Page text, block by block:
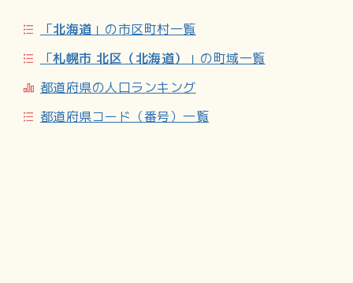
「北海道 」の市区町村一覧
「札幌市 北区（北海道）
」の町域一覧
都道府県の人口ランキング
都道府県コード（番号）一覧